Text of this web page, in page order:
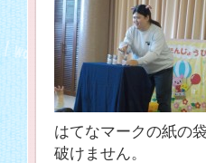
はてなマークの紙の
破けません。